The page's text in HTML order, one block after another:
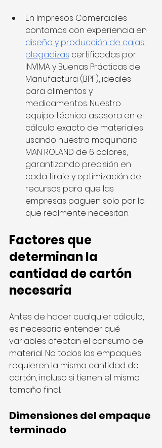
En Impresos Comerciales
contamos con experiencia en
diseño y producción de cajas
plegadizas certificadas por
INVIMA y Buenas Prácticas de
Manufactura (BPF), ideales
para alimentos y
medicamentos. Nuestro
equipo técnico asesora en el
cálculo exacto de materiales
usando nuestra maquinaria
MAN ROLAND de 6 colores,
garantizando precisión en
cada tiraje y optimización de
recursos para que las
empresas paguen solo por lo
que realmente necesitan.
Factores que
determinan la
cantidad de cartón
necesaria
Antes de hacer cualquier cálculo,
es necesario entender qué
variables afectan el consumo de
material. No todos los empaques
requieren la misma cantidad de
cartón, incluso si tienen el mismo
tamaño final.
Dimensiones del empaque
terminado